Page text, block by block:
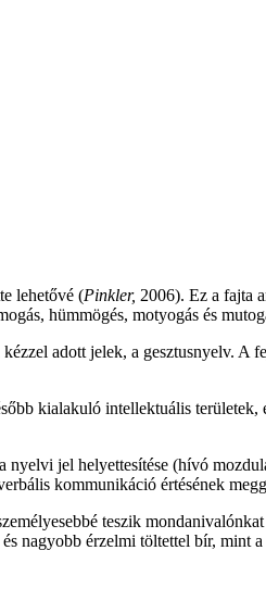
lehetővé (Pinkler, 2006). Ez a fajta
hümmögés, motyogás és
adott jelek, a gesztusnyelv. A
kialakuló intellektuális
jel helyettesítése (hívó
kommunikáció értésének
teszik
nagyobb érzelmi töltettel bír, mint